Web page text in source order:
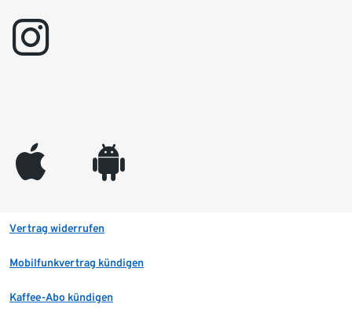
instagram
appleinc android
Vertrag widerrufen
Mobilfunkvertrag kündigen
Kaffee-Abo kündigen